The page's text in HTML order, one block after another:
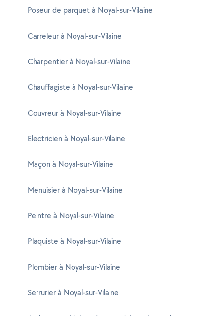
Poseur de parquet à Noyal-sur-Vilaine
Carreleur à Noyal-sur-Vilaine
Charpentier à Noyal-sur-Vilaine
Chauffagiste à Noyal-sur-Vilaine
Couvreur à Noyal-sur-Vilaine
Electricien à Noyal-sur-Vilaine
Maçon à Noyal-sur-Vilaine
Menuisier à Noyal-sur-Vilaine
Peintre à Noyal-sur-Vilaine
Plaquiste à Noyal-sur-Vilaine
Plombier à Noyal-sur-Vilaine
Serrurier à Noyal-sur-Vilaine